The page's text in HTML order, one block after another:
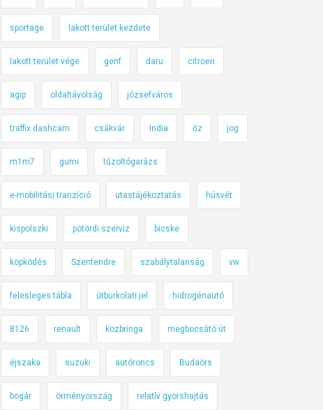
sportage lakott terület kezdete
lakott terület vége genf daru citroen
agip oldaltávolság józsefváros
traffix dashcam csákvár India őz jog
m1m7 gumi tűzoltógarázs
e-mobilitási tranzíció utastájékoztatás húsvét
kispolszki pötördi szerviz bicske
köpködés Szentendre szabálytalanság vw
felesleges tábla útburkolati jel hidrogénautó
8126 renault közbringa megbocsátó út
éjszaka suzuki autóroncs Budaörs
bogár örményország relatív gyorshajtás